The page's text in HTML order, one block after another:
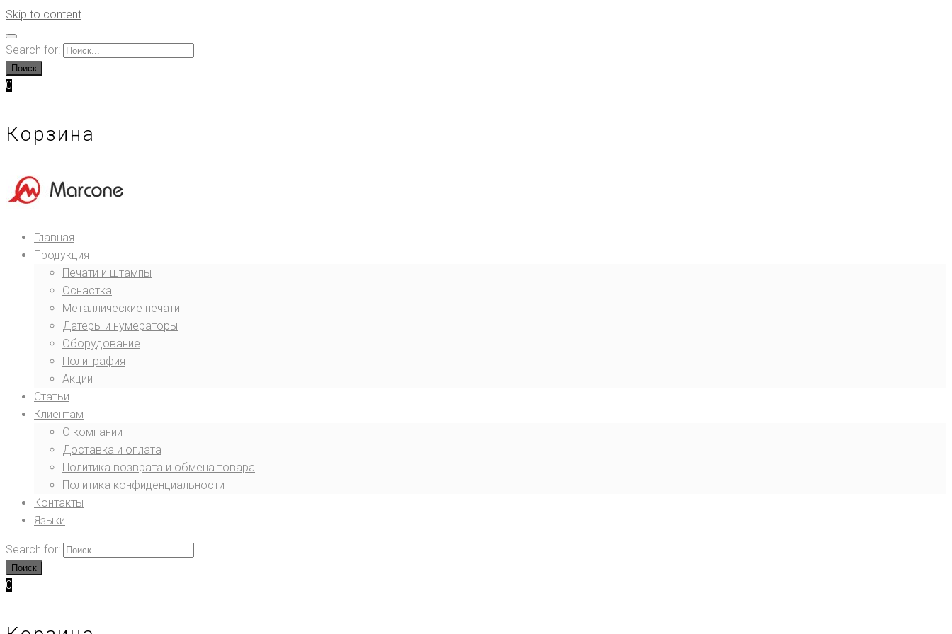
Skip to content
Search for:
Поиск
0
Корзина
Главная
Продукция
Печати и штампы
Оснастка
Металлические печати
Датеры и нумераторы
Оборудование
Полиграфия
Акции
Статьи
Клиентам
О компании
Доставка и оплата
Политика возврата и обмена товара
Политика конфиденциальности
Контакты
Языки
Search for:
Поиск
0